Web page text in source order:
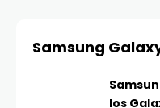
Samsung
los